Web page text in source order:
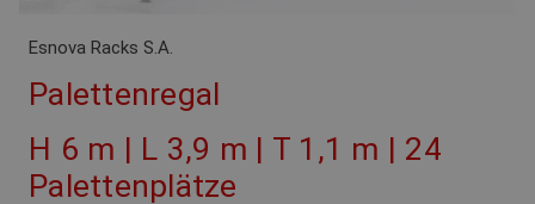
Esnova Racks S.A.
Palettenregal
H 6 m | L 3,9 m | T 1,1 m | 24
Palettenplätze